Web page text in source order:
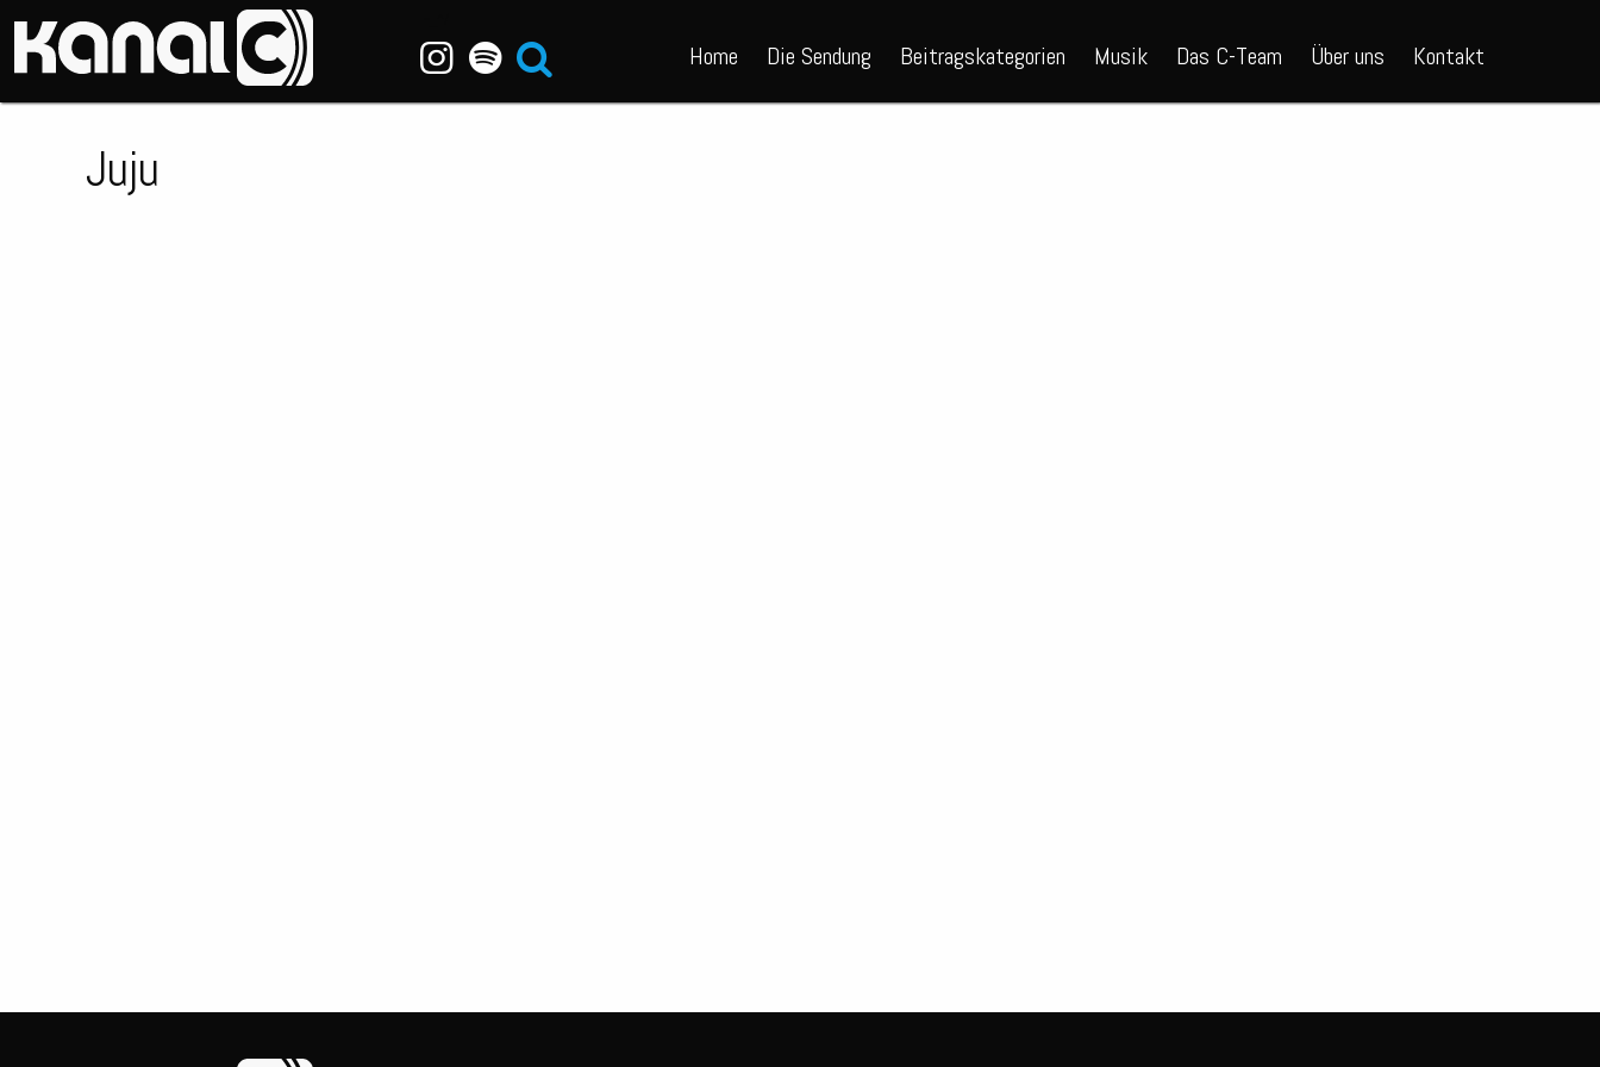
Home Die Sendung Beitragskategorien Musik Das C-Team Über uns Kontakt
Juju